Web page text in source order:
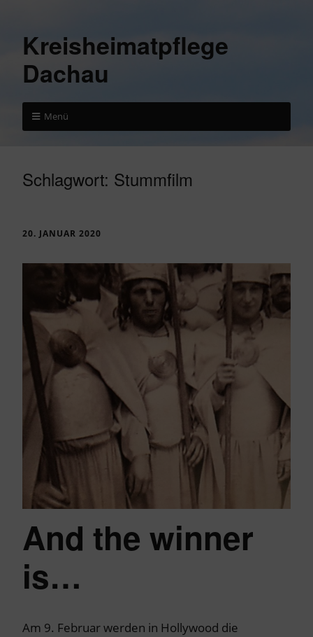
Kreisheimatpflege
Dachau
Menü
Schlagwort: Stummfilm
20. JANUAR 2020
And the winner
is…
Am 9. Februar werden in Hollywood die